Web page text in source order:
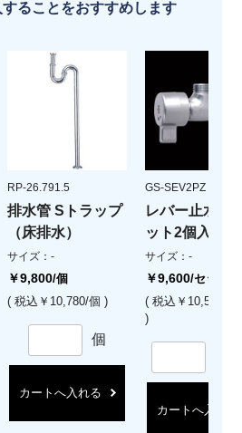
ることをおすすめします
RP-26.791.5
排水管 Sトラップ
（床排水）
サイズ：-
￥9,800/個
( 税込￥10,780/個 )
個
カートへ入れる
GS-SEV2PZ
レバー止水栓
ット2個入)
サイズ：-
￥9,600/セット
( 税込￥10,560/セ
)
カートへ入れる